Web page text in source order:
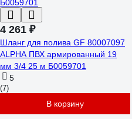
4 261 ₽
Шланг для полива GF 80007097
ALPHA ПВХ армированный 19
мм 3/4 25 м Б0059701
5
(7)
В корзину